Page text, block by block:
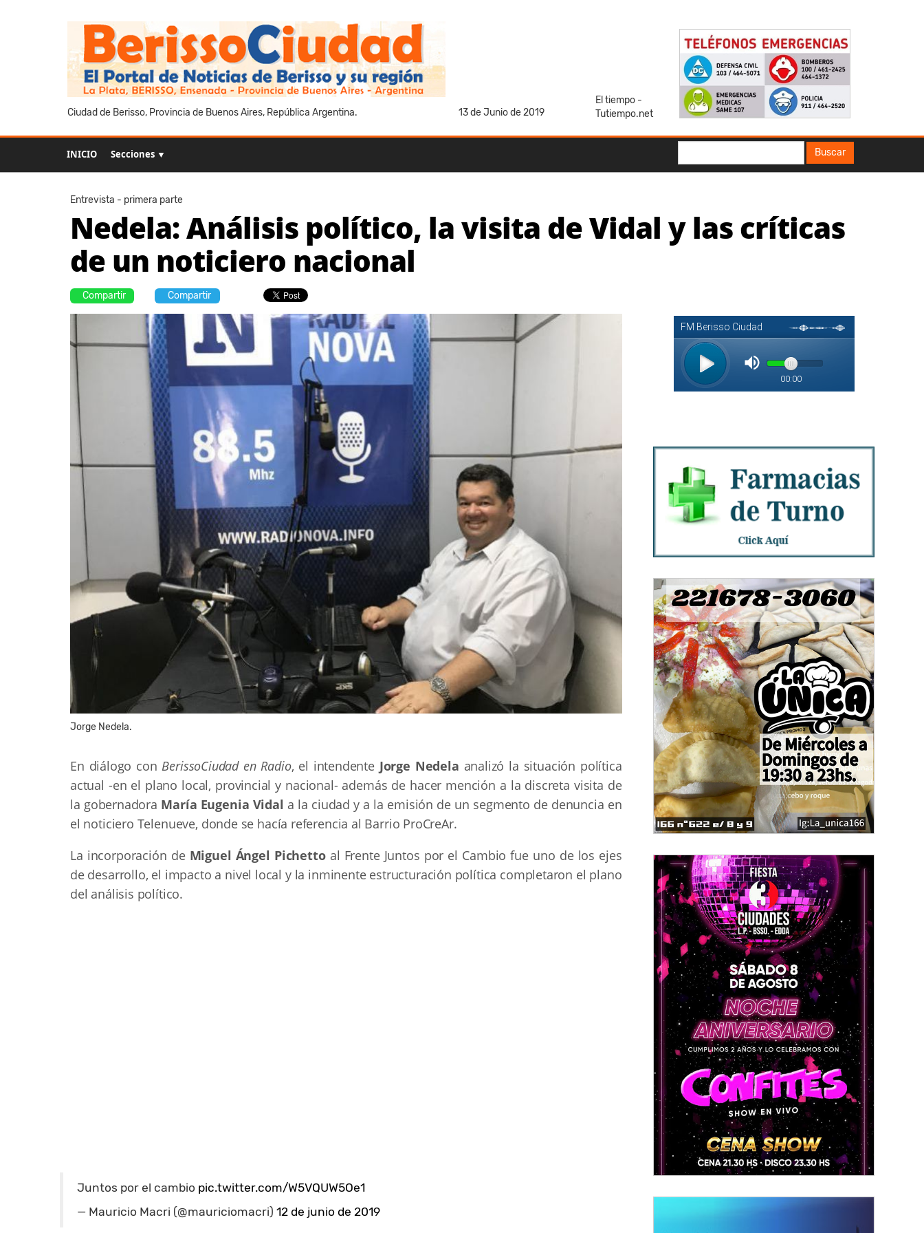
Ciudad de Berisso, Provincia de Buenos Aires, República Argentina. 13 de Junio de 2019
El tiempo -
Tutiempo.net
INICIO Secciones ▼ Buscar
Entrevista - primera parte
Nedela: Análisis político, la visita de Vidal y las críticas
de un noticiero nacional
Compartir Compartir
Jorge Nedela.
En diálogo con BerissoCiudad en Radio, el intendenteJorge Nedela analizó la situación política
actual -en el plano local, provincial y nacional- además de hacer mención a la discreta visita de
la gobernadora María Eugenia Vidal a la ciudad y a la emisión de un segmento de denuncia en
el noticiero Telenueve, donde se hacía referencia al Barrio ProCreAr.
La incorporación de Miguel Ángel Pichettoal Frente Juntos por el Cambio fue uno de los ejes
de desarrollo, el impacto a nivel local y la inminente estructuración política completaron el plano
del análisis político.
Juntos por el cambio pic.twitter.com/W5VQUW5Oe1
— Mauricio Macri (@mauriciomacri) 12 de junio de 2019